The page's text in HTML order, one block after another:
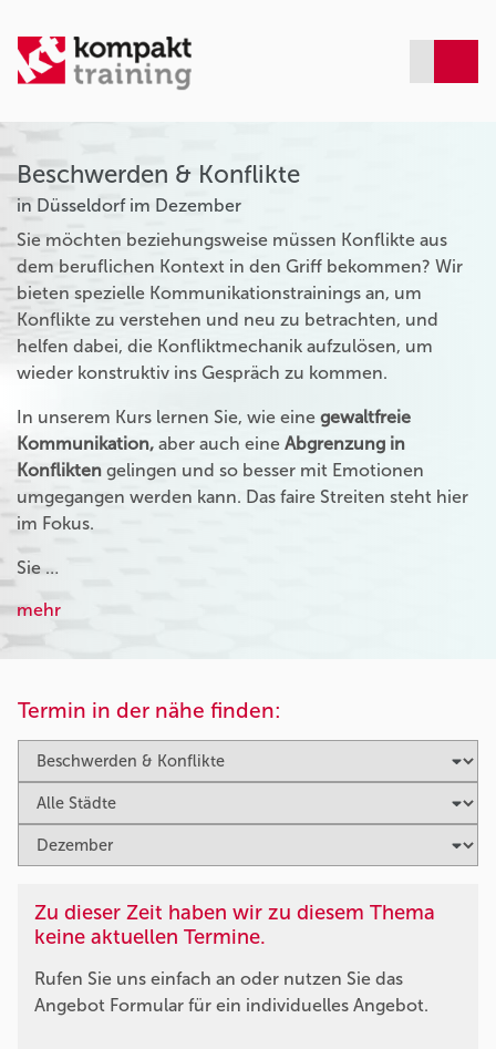
Beschwerden & Konflikte
in Düsseldorf im Dezember
Sie möchten beziehungsweise müssen Konflikte aus
dem beruflichen Kontext in den Griff bekommen? Wir
bieten spezielle Kommunikationstrainings an, um
Konflikte zu verstehen und neu zu betrachten, und
helfen dabei, die Konfliktmechanik aufzulösen, um
wieder konstruktiv ins Gespräch zu kommen.
In unserem Kurs lernen Sie, wie eine gewaltfreie
Kommunikation, aber auch eine Abgrenzung in
Konflikten gelingen und so besser mit Emotionen
umgegangen werden kann. Das faire Streiten steht hier
im Fokus.
Sie …
mehr
Termin in der nähe finden:
Zu dieser Zeit haben wir zu diesem Thema
keine aktuellen Termine.
Rufen Sie uns einfach an oder nutzen Sie das
Angebot Formular für ein individuelles Angebot.